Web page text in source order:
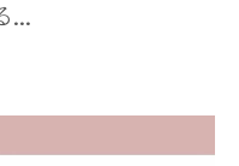
...